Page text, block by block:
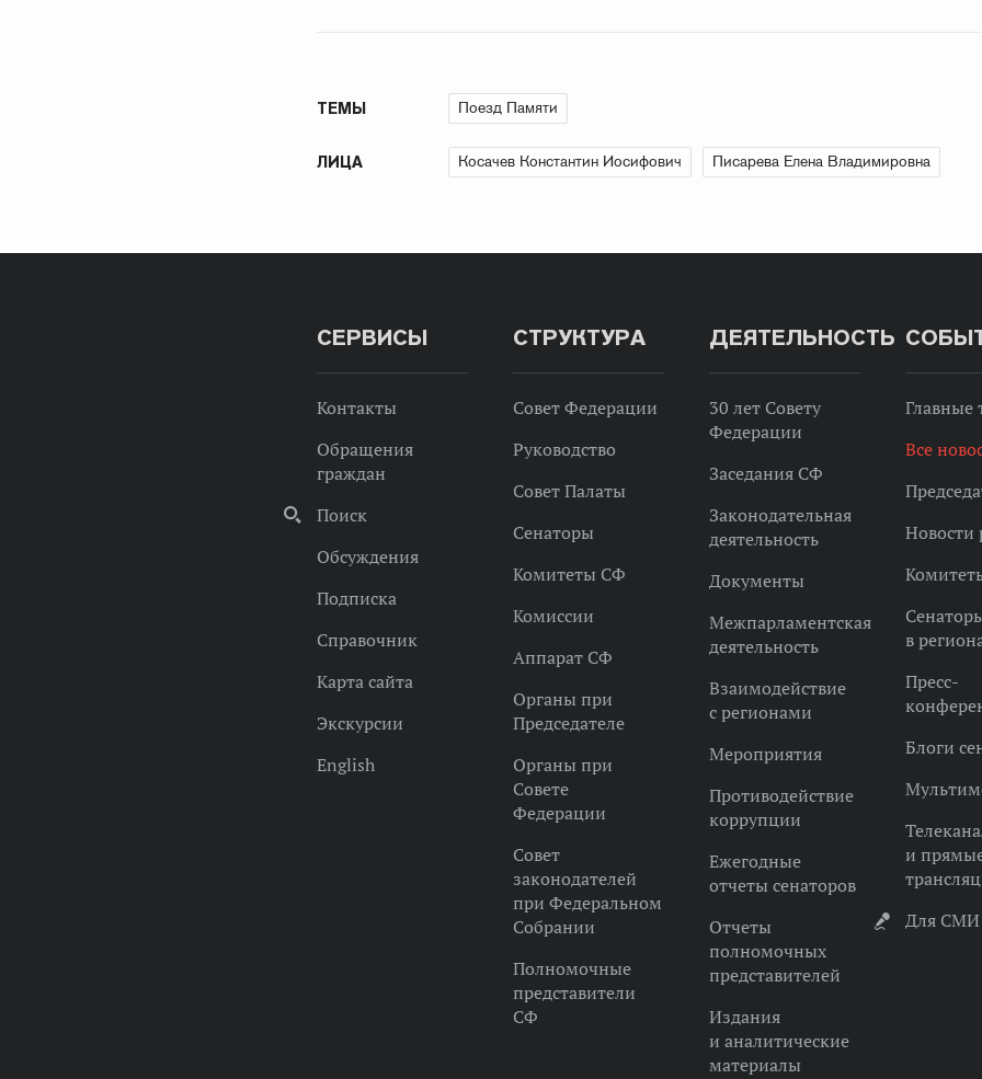
ТЕМЫ Поезд Памяти
ЛИЦА Косачев Константин Иосифович Писарева Елена Владимировна
СЕРВИСЫ
Контакты
Обращения
граждан
Поиск
Обсуждения
Подписка
Справочник
Карта сайта
Экскурсии
English
СТРУКТУРА
Совет Федерации
Руководство
Совет Палаты
Сенаторы
Комитеты СФ
Комиссии
Аппарат СФ
Органы при
Председателе
Органы при
Совете
Федерации
Совет
законодателей
при Федеральном
Собрании
Полномочные
представители
СФ
ДЕЯТЕЛЬНОСТЬ
30 лет Совету
Федерации
Заседания СФ
Законодательная
деятельность
Документы
Межпарламентская
деятельность
Взаимодействие
с регионами
Мероприятия
Противодействие
коррупции
Ежегодные
отчеты сенаторов
Отчеты
полномочных
представителей
Издания
и аналитические
материалы
Главные
Все
Новости
в
Пресс-
Блоги
и
Для СМИ